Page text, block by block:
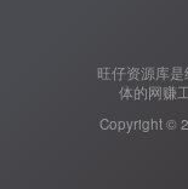
旺仔资源库
体的网赚
Copyright ©